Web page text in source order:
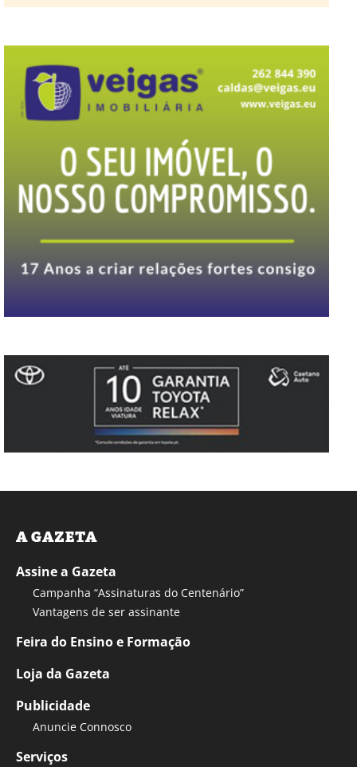
A GAZETA
Assine a Gazeta
Campanha “Assinaturas do Centenário”
Vantagens de ser assinante
Feira do Ensino e Formação
Loja da Gazeta
Publicidade
Anuncie Connosco
Serviços